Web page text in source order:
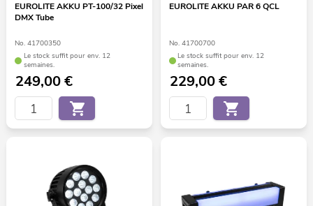
EUROLITE AKKU PT-100/32 Pixel
DMX Tube
No. 41700350
Le stock suffit pour env. 12
semaines.
249,00€
EUROLITE AKKU PAR 6 QCL
No. 41700700
Le stock suffit pour env. 12
semaines.
229,00€